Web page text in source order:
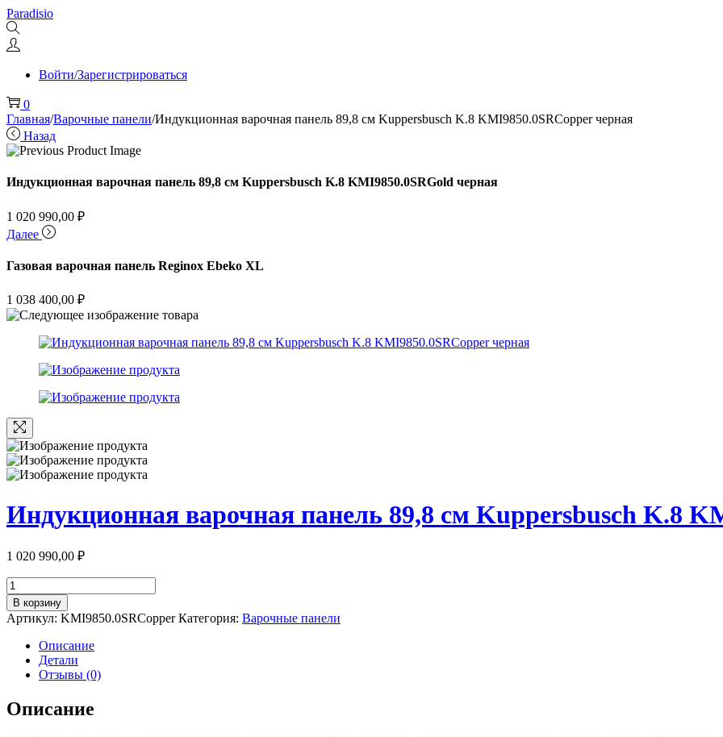
Перейти
к
навигации
Перейти
к
содержимому
Paradisio
Войти/Зарегистрироваться
0
Главная/Варочные панели/Индукционная варочная панель 89,8 см Kuppersbusch K.8 KMI9850.0SRCopper черная
Назад
Индукционная варочная панель 89,8 см Kuppersbusch K.8 KMI9850.0SRGold черная
1 020 990,00 ₽
Далее
Газовая варочная панель Reginox Ebeko XL
1 038 400,00 ₽
Индукционная варочная панель 89,8 см Kuppersbusch K.8
1 020 990,00 ₽
Количество
товара
Индукционная
варочная
панель
89,8
Kuppersbusch
K.8
KMI9850.0SRCopper
В корзину
Артикул: KMI9850.0SRCopper Категория: Варочные панели
Описание
Детали
Отзывы (0)
Описание